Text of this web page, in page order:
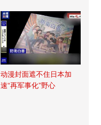
动漫封面遮不住日本加
速“再军事化”野心